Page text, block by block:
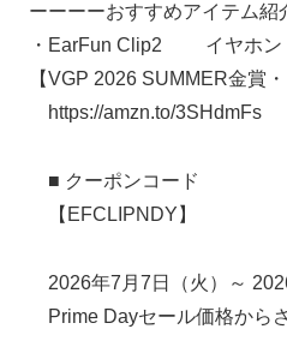
ーーーーおすすめアイテム紹
・EarFun Clip2 イヤホン
【VGP 2026 SUMMER金賞
https://amzn.to/3SHdmFs
■ クーポンコード
【EFCLIPNDY】
2026年7月7日（火）～
Prime Dayセール価格から